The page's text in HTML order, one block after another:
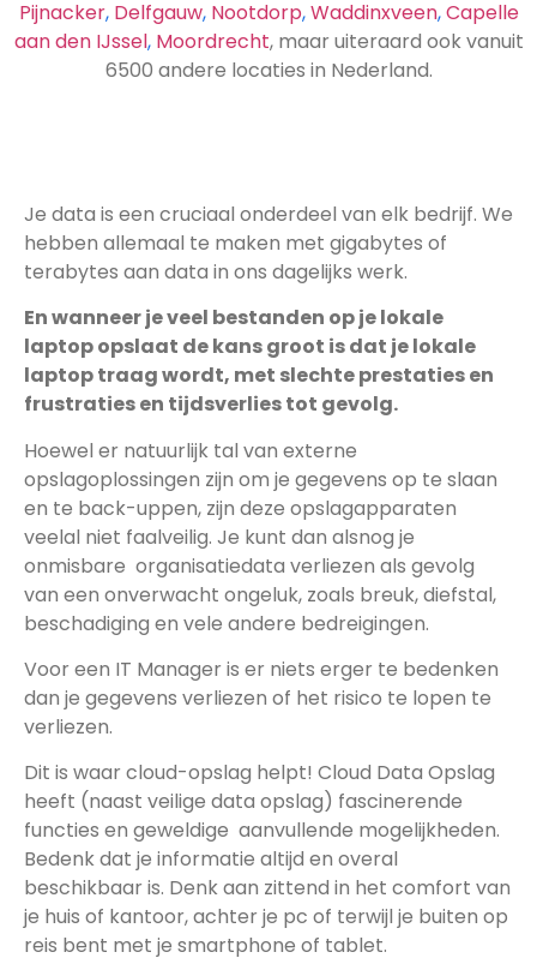
Pijnacker, Delfgauw, Nootdorp,Waddinxveen,Capelle
aan den IJssel, Moordrecht, maar uiteraard ook vanuit
6500 andere locaties in Nederland.
Je data is een cruciaal onderdeel van elk bedrijf. We
hebben allemaal te maken met gigabytes of
terabytes aan data in ons dagelijks werk.
En wanneer je veel bestanden op je lokale
laptop opslaat de kans groot is dat je lokale
laptop traag wordt, met slechte prestaties en
frustraties en tijdsverlies tot gevolg.
Hoewel er natuurlijk tal van externe
opslagoplossingen zijn om je gegevens op te slaan
en te back-uppen, zijn deze opslagapparaten
veelal niet faalveilig. Je kunt dan alsnog je
onmisbare organisatiedata verliezen als gevolg
van een onverwacht ongeluk, zoals breuk, diefstal,
beschadiging en vele andere bedreigingen.
Voor een IT Manager is er niets erger te bedenken
dan je gegevens verliezen of het risico te lopen te
verliezen.
Dit is waar cloud-opslag helpt! Cloud Data Opslag
heeft (naast veilige data opslag) fascinerende
functies en geweldige aanvullende mogelijkheden.
Bedenk dat je informatie altijd en overal
beschikbaar is. Denk aan zittend in het comfort van
je huis of kantoor, achter je pc of terwijl je buiten op
reis bent met je smartphone of tablet.